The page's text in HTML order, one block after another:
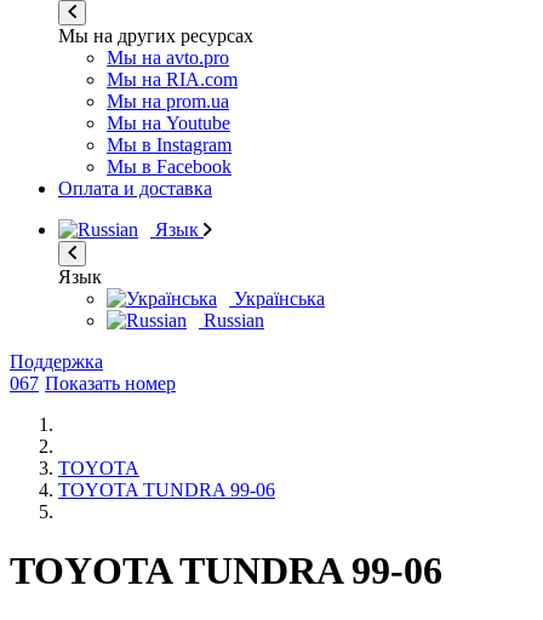
Мы на других ресурсах
Мы на avto.pro
Мы на RIA.com
Мы на prom.ua
Мы на Youtube
Мы в Instagram
Мы в Facebook
Оплата и доставка
Язык
Язык
Українська
Russian
Поддержка
067 Показать номер
TOYOTA
TOYOTA TUNDRA 99-06
TOYOTA TUNDRA 99-06